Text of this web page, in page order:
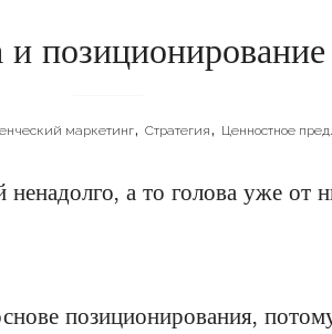
позиционирование
маркетинг, Стратегия, Ценностное
ненадолго, а то голова уже от
позиционирования,